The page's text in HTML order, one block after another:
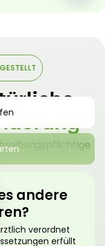
andere
verordnet
erfüllt